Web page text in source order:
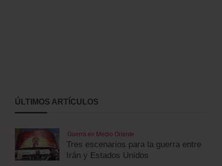
ÚLTIMOS ARTÍCULOS
Guerra en Medio Oriente
Tres escenarios para la guerra entre
Irán y Estados Unidos